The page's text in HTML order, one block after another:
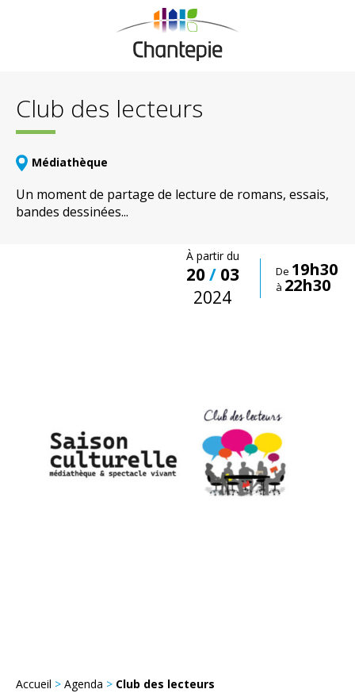
Club des lecteurs
Médiathèque
Un moment de partage de lecture de romans, essais,
bandes dessinées...
À partir du
20/ 03
2024
De 19h30
à 22h30
Accueil > Agenda > Club des lecteurs